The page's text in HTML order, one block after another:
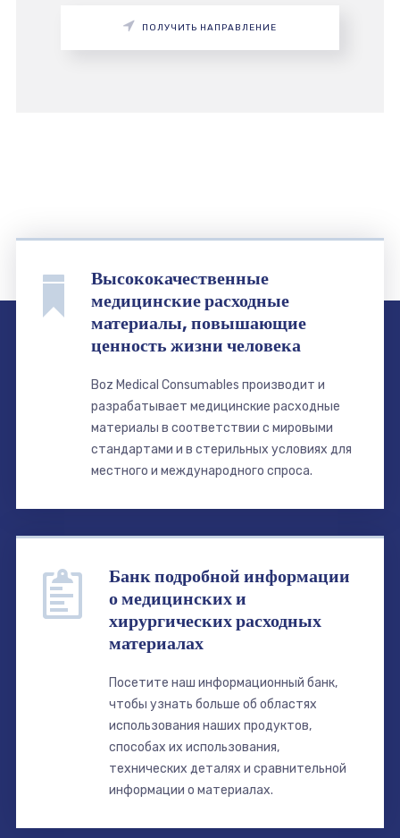
ПОЛУЧИТЬ НАПРАВЛЕНИЕ
Высококачественные
медицинские расходные
материалы, повышающие
ценность жизни человека
Boz Medical Consumables производит и
разрабатывает медицинские расходные
материалы в соответствии с мировыми
стандартами и в стерильных условиях для
местного и международного спроса.
Банк подробной информации
о медицинских и
хирургических расходных
материалах
Посетите наш информационный банк,
чтобы узнать больше об областях
использования наших продуктов,
способах их использования,
технических деталях и сравнительной
информации о материалах.